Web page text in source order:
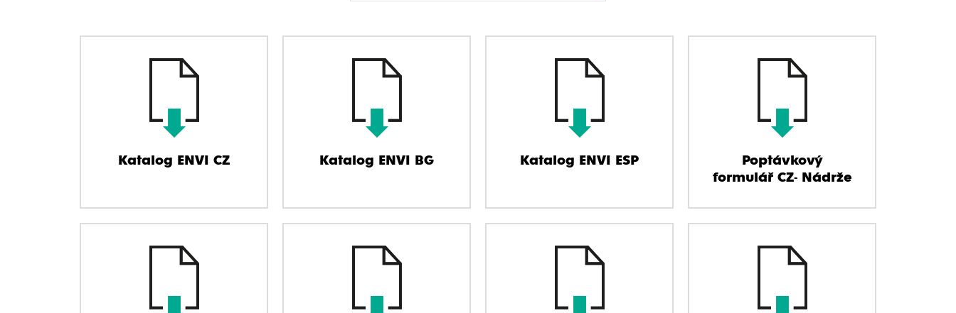
Katalog ENVI CZ Katalog ENVI BG Katalog ENVI ESP
Poptávkový
formulář CZ- Nádrže